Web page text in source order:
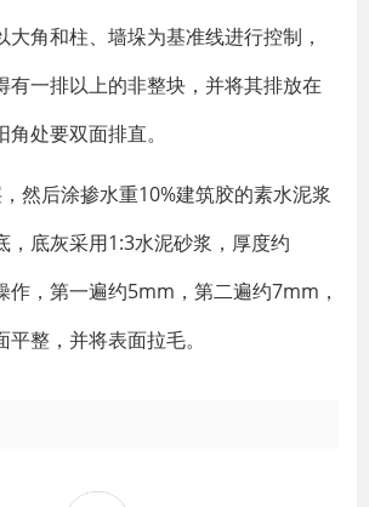
大角和柱、墙垛为基准线进行控制，
有一排以上的非整块，并将其排放在
处要双面排直。
然后涂掺水重10%建筑胶的素水泥浆
，底灰采用1:3水泥砂浆，厚度约
作，第一遍约5mm，第二遍约7mm，
整，并将表面拉毛。